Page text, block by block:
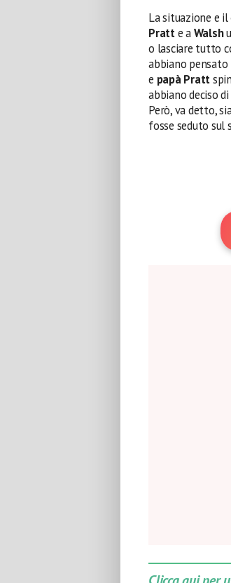
La situazione e
Pratte aWalsh
o lasciare tutto
abbiano
e papà Pratt
abbiano deciso
Però, va detto,
fosse seduto sul